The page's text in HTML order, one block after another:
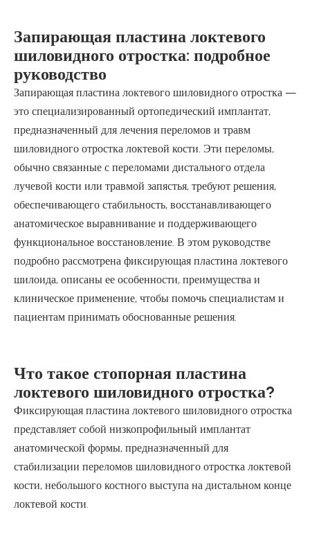
Запирающая пластина локтевого
шиловидного отростка: подробное
руководство
Запирающая пластина локтевого шиловидного отростка —
это специализированный ортопедический имплантат,
предназначенный для лечения переломов и травм
шиловидного отростка локтевой кости. Эти переломы,
обычно связанные с переломами дистального отдела
лучевой кости или травмой запястья, требуют решения,
обеспечивающего стабильность, восстанавливающего
анатомическое выравнивание и поддерживающего
функциональное восстановление. В этом руководстве
подробно рассмотрена фиксирующая пластина локтевого
шилоида, описаны ее особенности, преимущества и
клиническое применение, чтобы помочь специалистам и
пациентам принимать обоснованные решения.
Что такое стопорная пластина
локтевого шиловидного отростка?
Фиксирующая пластина локтевого шиловидного отростка
представляет собой низкопрофильный имплантат
анатомической формы, предназначенный для
стабилизации переломов шиловидного отростка локтевой
кости, небольшого костного выступа на дистальном конце
локтевой кости.